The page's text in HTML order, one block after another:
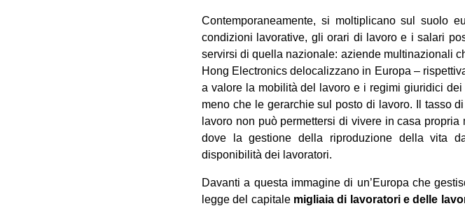
Contemporaneamente, si moltiplicano sul suolo
condizioni lavorative, gli orari di lavoro e i salari
servirsi di quella nazionale: aziende multinazionali
Hong Electronics delocalizzano in Europa –
a valore la mobilità del lavoro e i regimi giuridici
meno che le gerarchie sul posto di lavoro. Il tasso
lavoro non può permettersi di vivere in casa
dove la gestione della riproduzione della vita
disponibilità dei lavoratori.
Davanti a questa immagine di un’Europa che
legge del capitale migliaia di lavoratori e delle